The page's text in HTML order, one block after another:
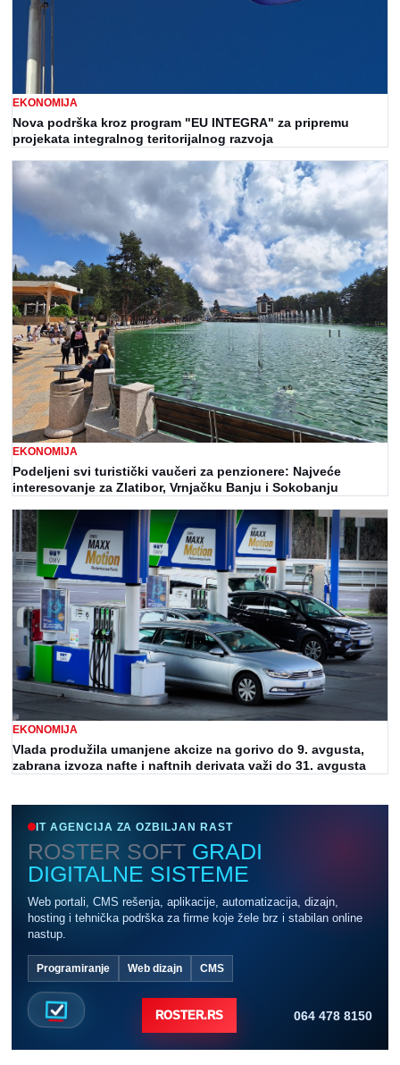
EKONOMIJA
Nova podrška kroz program "EU INTEGRA" za pripremu
projekata integralnog teritorijalnog razvoja
EKONOMIJA
Podeljeni svi turistički vaučeri za penzionere: Najveće
interesovanje za Zlatibor, Vrnjačku Banju i Sokobanju
EKONOMIJA
Vlada produžila umanjene akcize na gorivo do 9. avgusta,
zabrana izvoza nafte i naftnih derivata važi do 31. avgusta
IT AGENCIJA ZA OZBILJAN RAST
ROSTER SOFT GRADI
DIGITALNE SISTEME
Web portali, CMS rešenja, aplikacije, automatizacija, dizajn,
hosting i tehnička podrška za firme koje žele brz i stabilan online
nastup.
Programiranje Web dizajn CMS
ROSTER.RS 064 478 8150